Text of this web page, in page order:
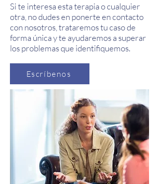
Si te interesa esta terapia o cualquier
otra, no dudes en ponerte en contacto
con nosotros, trataremos tu caso de
forma única y te ayudaremos a superar
los problemas que identifiquemos.
Escríbenos